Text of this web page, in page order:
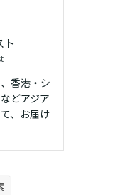
ト
香港・シ
どアジア
、お届け